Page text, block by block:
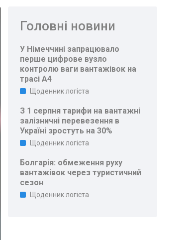
Головні новини
У Німеччині запрацювало
перше цифрове вузло
контролю ваги вантажівок на
трасі A4
Щоденник логіста
З 1 серпня тарифи на вантажні
залізничні перевезення в
Україні зростуть на 30%
Щоденник логіста
Болгарія: обмеження руху
вантажівок через туристичний
сезон
Щоденник логіста